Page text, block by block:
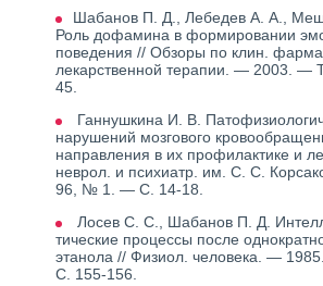
Шабанов П. Д., Лебедев А. А.,
Роль дофамина в формировании
поведения // Обзоры по клин.
лекарственной терапии. — 2003.
45.
Ганнушкина И. В.
нарушений мозгового
направления в их профилактике и
неврол. и психиатр. им. С. С.
96, № 1. — С. 14-18.
Лосев С. С., Шабанов П. Д.
тические процессы после
этанола // Физиол. человека. —
С. 155-156.